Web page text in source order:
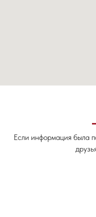
Если информация была